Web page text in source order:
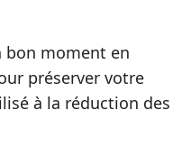
bon moment en
préserver votre
à la réduction des